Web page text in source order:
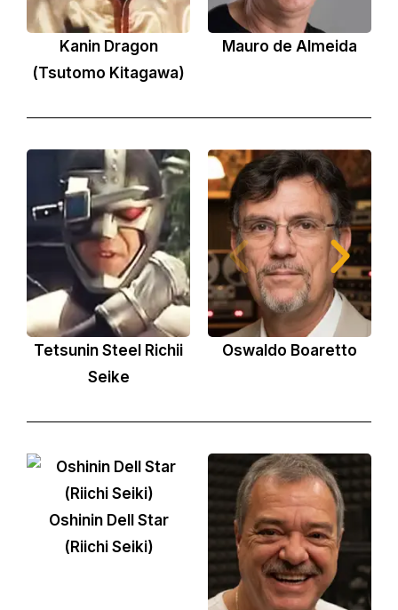
Kanin Dragon
(Tsutomo Kitagawa)
Mauro de Almeida
Tetsunin Steel Richii
Seike
Oswaldo Boaretto
Oshinin Dell Star
(Riichi Seiki)